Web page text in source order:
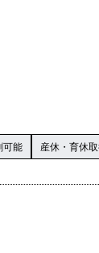
可能 産休・育休